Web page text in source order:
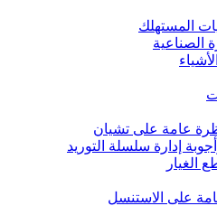
المستهلك
الصناعية
عامة على تشيان
إدارة سلسلة التوريد
الغيار
على الاستنسل